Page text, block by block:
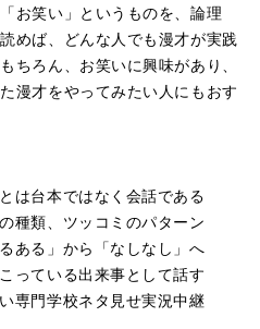
お笑い」というものを、論理
めば、どんな人でも漫才が実践
ちろん、お笑いに興味があり、
漫才をやってみたい人にもおす
台本ではなく会話である
類、ツッコミのパターン
る」から「なしなし」へ
ている出来事として話す
門学校ネタ見せ実況中継